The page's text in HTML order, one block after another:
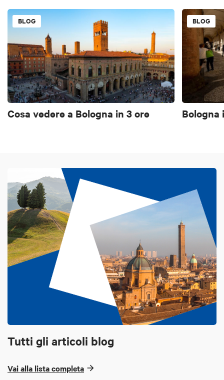
BLOG
Cosa vedere a Bologna in 3 ore
BLOG
Bologna
Tutti gli articoli blog
Vai alla lista completa